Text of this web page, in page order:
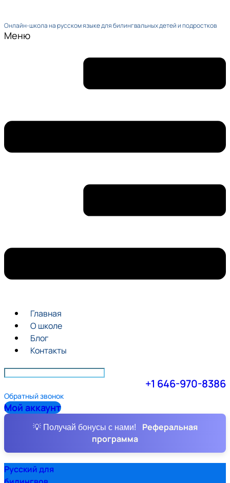
Онлайн-школа на русском языке для билингвальных детей и подростков
Меню
Главная
О школе
Блог
Контакты
+1 646-970-8386
Обратный звонок
Мой аккаунт
💡 Получай бонусы с нами!
Реферальная
программа
Русский для